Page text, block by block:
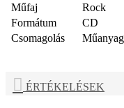
Műfaj
Rock
Formátum
CD
Csomagolás
ÉRTÉKELÉSEK